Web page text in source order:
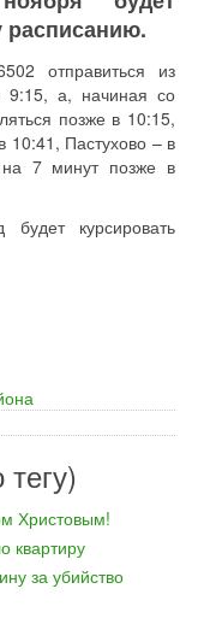
расписанию.
отправиться из
9:15, а, начиная со
позже в 10:15,
Пастухово – в
на 7 минут позже в
курсировать
Христовым!
квартиру
за убийство